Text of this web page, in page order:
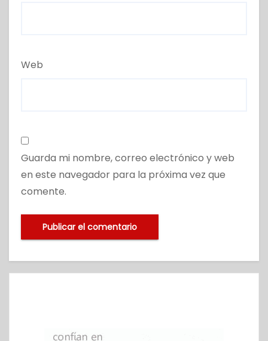
Web
Guarda mi nombre, correo electrónico y web
en este navegador para la próxima vez que
comente.